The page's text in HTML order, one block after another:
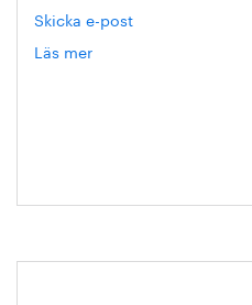
Skicka e-post
Läs mer